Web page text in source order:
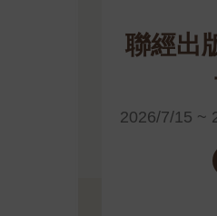
聯經出
2026/7/15 ~